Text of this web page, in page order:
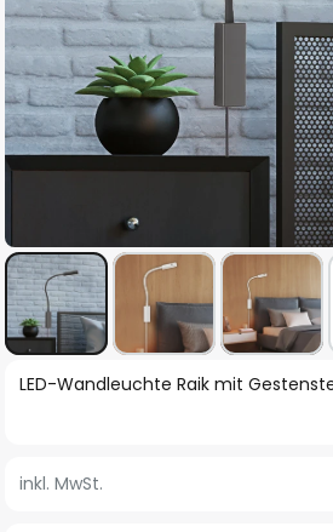
Zum
springen
LED-Wandleuchte Raik mit
inkl. MwSt.